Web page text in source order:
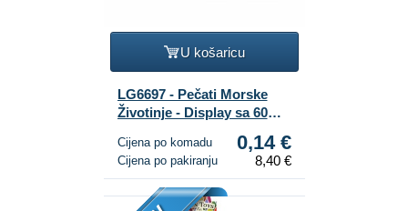
U košaricu
LG6697 - Pečati Morske
Životinje - Display sa 60
Cijena po komadu 0,14 €
Cijena po pakiranju 8,40 €